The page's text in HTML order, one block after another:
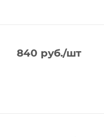
840 руб./шт